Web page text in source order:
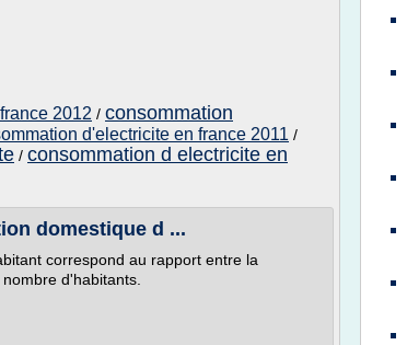
2012 / consommation
d'electricite en france 2011 /
/ consommation d electricite en
domestique d ...
correspond au rapport entre la
d'habitants.